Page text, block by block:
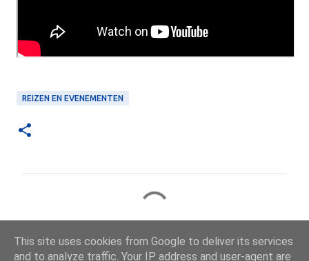
REIZEN EN EVENEMENTEN
a
c
This site uses cookies from Google to deliver its services
and to analyze traffic. Your IP address and user-agent are